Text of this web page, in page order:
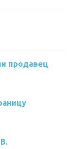
продавец